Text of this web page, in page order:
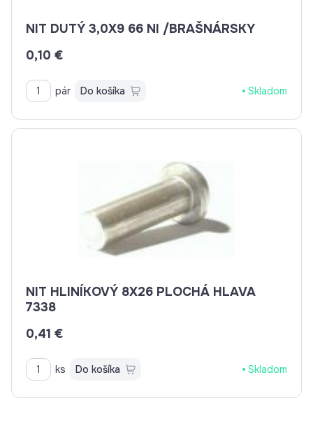
NIT DUTÝ 3,0X9 66 NI /BRAŠNÁRSKY
0,10 €
pár Do košíka Skladom
NIT HLINÍKOVÝ 8X26 PLOCHÁ HLAVA
7338
0,41 €
ks Do košíka Skladom